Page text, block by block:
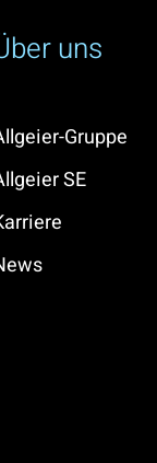
uns
Gruppe
SE